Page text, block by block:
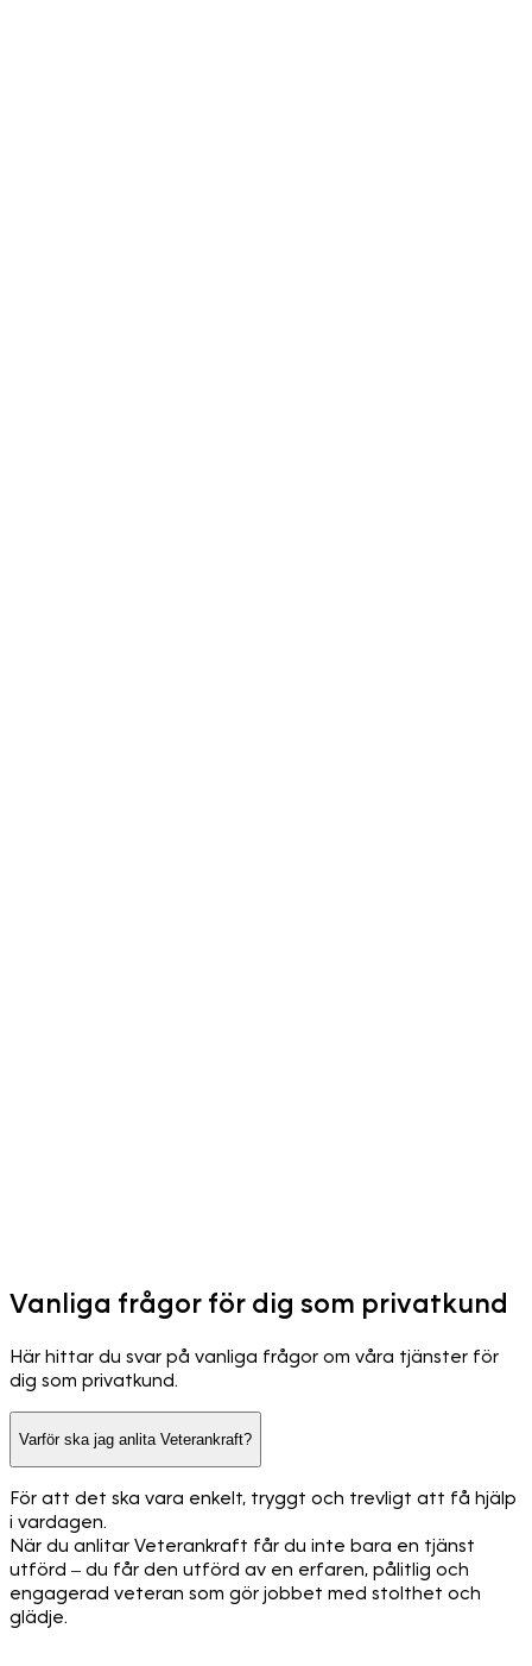
Vanliga frågor för dig som privatkund
Här hittar du svar på vanliga frågor om våra tjänster för
dig som privatkund.
Varför ska jag anlita Veterankraft?
För att det ska vara enkelt, tryggt och trevligt att få hjälp
i vardagen.
När du anlitar Veterankraft får du inte bara en tjänst
utförd – du får den utförd av en erfaren, pålitlig och
engagerad veteran som gör jobbet med stolthet och
glädje.